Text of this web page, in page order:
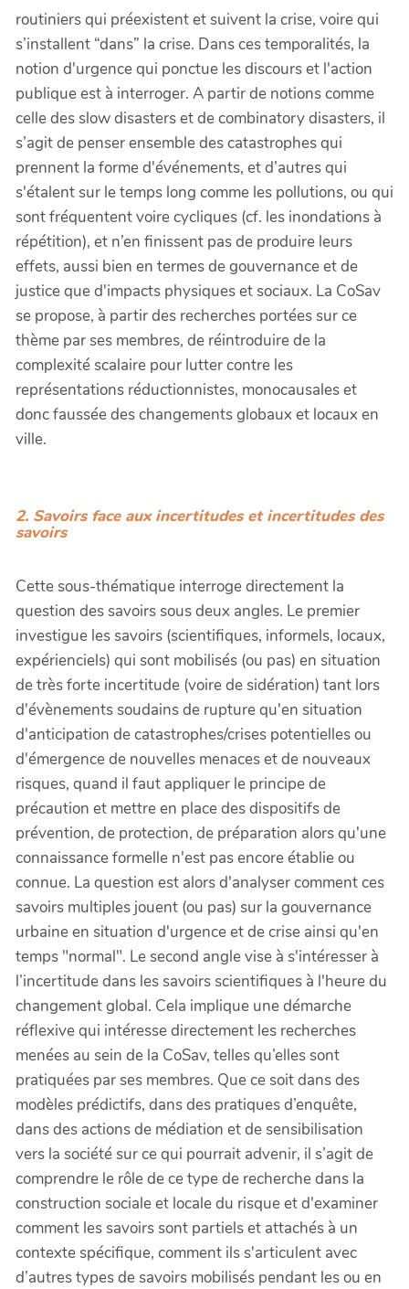
routiniers qui préexistent et suivent la crise, voire qui
s’installent “dans” la crise. Dans ces temporalités, la
notion d'urgence qui ponctue les discours et l'action
publique est à interroger. A partir de notions comme
celle des slow disasters et de combinatory disasters, il
s’agit de penser ensemble des catastrophes qui
prennent la forme d'événements, et d’autres qui
s'étalent sur le temps long comme les pollutions, ou qui
sont fréquentent voire cycliques (cf. les inondations à
répétition), et n’en finissent pas de produire leurs
effets, aussi bien en termes de gouvernance et de
justice que d'impacts physiques et sociaux. La CoSav
se propose, à partir des recherches portées sur ce
thème par ses membres, de réintroduire de la
complexité scalaire pour lutter contre les
représentations réductionnistes, monocausales et
donc faussée des changements globaux et locaux en
ville.
2. Savoirs face aux incertitudes et incertitudes des
savoirs
Cette sous-thématique interroge directement la
question des savoirs sous deux angles. Le premier
investigue les savoirs (scientifiques, informels, locaux,
expérienciels) qui sont mobilisés (ou pas) en situation
de très forte incertitude (voire de sidération) tant lors
d'évènements soudains de rupture qu'en situation
d'anticipation de catastrophes/crises potentielles ou
d'émergence de nouvelles menaces et de nouveaux
risques, quand il faut appliquer le principe de
précaution et mettre en place des dispositifs de
prévention, de protection, de préparation alors qu'une
connaissance formelle n'est pas encore établie ou
connue. La question est alors d'analyser comment ces
savoirs multiples jouent (ou pas) sur la gouvernance
urbaine en situation d'urgence et de crise ainsi qu'en
temps "normal". Le second angle vise à s'intéresser à
l’incertitude dans les savoirs scientifiques à l'heure du
changement global. Cela implique une démarche
réflexive qui intéresse directement les recherches
menées au sein de la CoSav, telles qu’elles sont
pratiquées par ses membres. Que ce soit dans des
modèles prédictifs, dans des pratiques d’enquête,
dans des actions de médiation et de sensibilisation
vers la société sur ce qui pourrait advenir, il s’agit de
comprendre le rôle de ce type de recherche dans la
construction sociale et locale du risque et d'examiner
comment les savoirs sont partiels et attachés à un
contexte spécifique, comment ils s'articulent avec
d’autres types de savoirs mobilisés pendant les ou en